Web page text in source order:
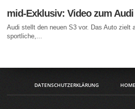
mid-Exklusiv: Video zum Audi
Audi stellt den neuen S3 vor. Das Auto zielt
sportliche,...
DATENSCHUTZERKLÄRUNG HOME